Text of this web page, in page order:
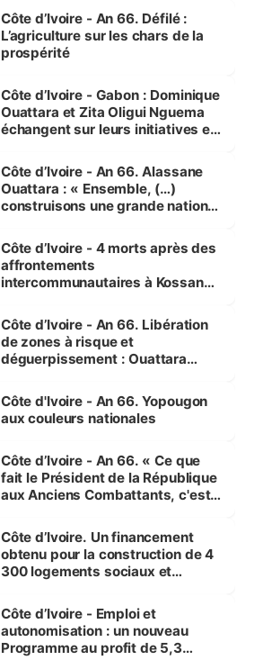
Côte d’Ivoire - An 66. Défilé :
L’agriculture sur les chars de la
prospérité
Côte d’Ivoire - Gabon : Dominique
Ouattara et Zita Oligui Nguema
échangent sur leurs initiatives en
enfants
Côte d’Ivoire - An 66. Alassane
Ouattara : « Ensemble, (…)
construisons une grande nation
générations futures »
Côte d’Ivoire - 4 morts après des
affrontements
intercommunautaires à Kossandji
milieu des sinistrés
Côte d’Ivoire - An 66. Libération
de zones à risque et
déguerpissement : Ouattara
l'Etat de droit pour préserver les
vies humaines »
Côte d'Ivoire - An 66. Yopougon
aux couleurs nationales
Côte d’Ivoire - An 66. « Ce que
fait le Président de la République
aux Anciens Combattants, c'est
Côte d’Ivoire. Un financement
obtenu pour la construction de 4
300 logements sociaux et
et Yamoussoukro
Côte d’Ivoire - Emploi et
autonomisation : un nouveau
Programme au profit de 5,3